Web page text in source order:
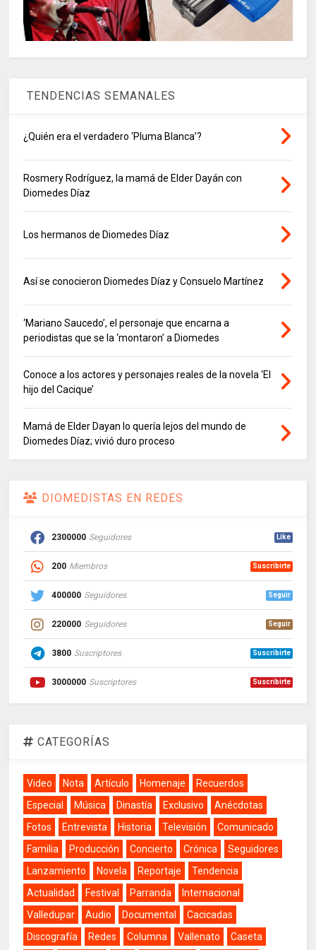
TENDENCIAS SEMANALES
¿Quién era el verdadero ‘Pluma Blanca’?
Rosmery Rodríguez, la mamá de Elder Dayán con
Diomedes Díaz
Los hermanos de Diomedes Díaz
Así se conocieron Diomedes Díaz y Consuelo Martínez
‘Mariano Saucedo’, el personaje que encarna a
periodistas que se la ‘montaron’ a Diomedes
Conoce a los actores y personajes reales de la novela ‘El
hijo del Cacique’
Mamá de Elder Dayan lo quería lejos del mundo de
Diomedes Díaz; vivió duro proceso
DIOMEDISTAS EN REDES
2300000 Seguidores Like
200 Miembros Suscribirte
400000 Seguidores Seguir
220000 Seguidores Seguir
3800 Suscriptores Suscribirte
3000000 Suscriptores Suscribirte
CATEGORÍAS
Video Nota Artículo Homenaje
Recuerdos
Especial
Música Dinastía Exclusivo
Anécdotas
Fotos
Entrevista Historia Televisión
Comunicado
Familia
Producción Concierto Crónica
Seguidores
Lanzamiento
Novela Reportaje
Tendencia
Actualidad
Festival Parranda
Internacional
Valledupar
Audio Documental
Cacicadas
Discografía
Redes Columna Vallenato Caseta